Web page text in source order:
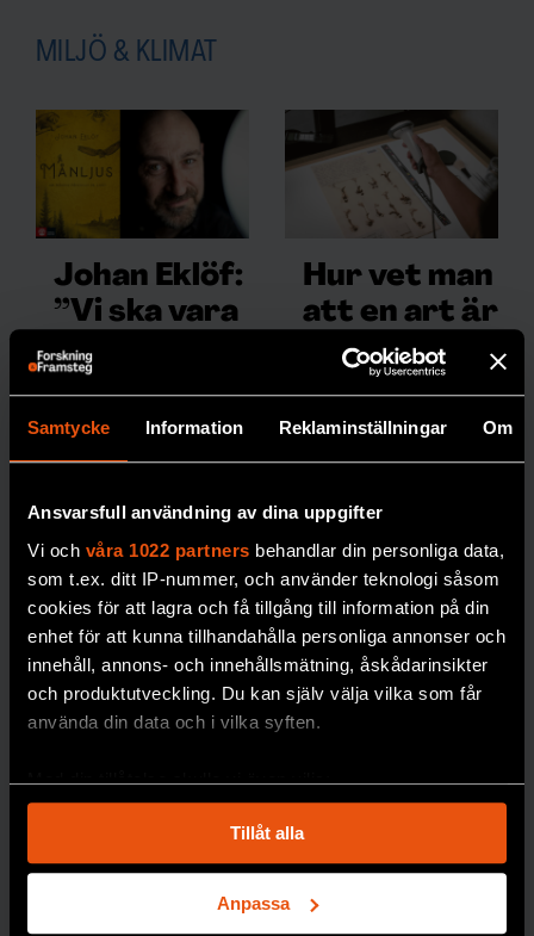
Samtycke Information Reklaminställningar Om
Ansvarsfull användning av dina uppgifter
Vi och våra 1022 partners behandlar din personliga data,
som t.ex. ditt IP-nummer, och använder teknologi såsom
cookies för att lagra och få tillgång till information på din
enhet för att kunna tillhandahålla personliga annonser och
innehåll, annons- och innehållsmätning, åskådarinsikter
och produktutveckling. Du kan själv välja vilka som får
använda din data och i vilka syften.
Med din tillåtelse skulle vi även vilja:
som kan ha en noggrannhet på upp till flera meter
Identifiera din enhet genom att aktivt skanna den
för specifika kännetecken (fingeravtryck)
Ta reda på mer om hur dina personliga uppgifter
Tillåt alla
Anpassa
MILJÖ & KLIMAT
Johan Eklöf:
”Vi ska vara
rädda om
månskenet”
I boken Månljus
rytmer månen ger
upphov till på
jorden.
MÅNEN
Hur vet man
att en art är
utrotad?
30 procent av
arter som har klassats
Med matematiska
bedömningarna få
bättre precision.
PREMIUM
BIOLOGISK MÅNGFALD